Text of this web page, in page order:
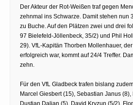
Der Akteur der Rot-Weißen traf gegen
zehnmal ins Schwarze. Damit stehen nun
zu Buche. Auf den Plätzen zwei und drei
97 Bielefeld-Jöllenbeck, 35/2) und Phil
29). VfL-Kapitän Thorben Mollenhauer,
erfolgreich war, kommt auf 24/4 Treffer.
zehn.
Für den VfL Gladbeck trafen bislang
Marcel Giesbert (15), Sebastian Janus (8),
Dustian Dalian (5), David Kryzun (5/2),